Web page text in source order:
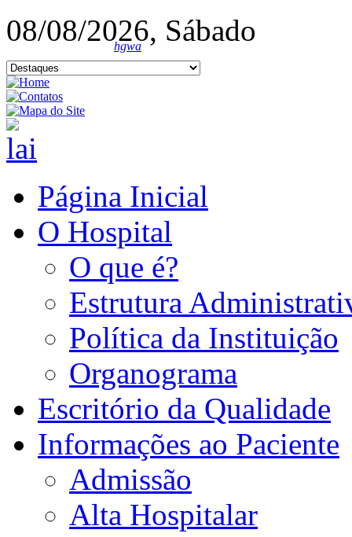
08/08/2026, Sábado
hgwa
Página Inicial
O Hospital
O que é?
Estrutura
Política da Instituição
Organograma
Escritório da Qualidade
Informações ao Paciente
Admissão
Alta Hospitalar